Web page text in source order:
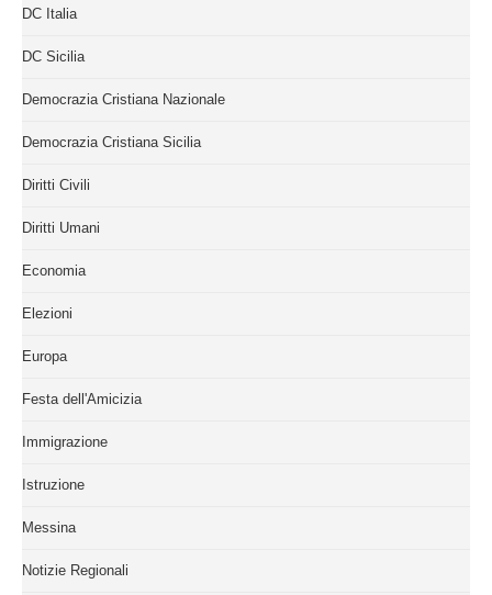
DC Italia
DC Sicilia
Democrazia Cristiana Nazionale
Democrazia Cristiana Sicilia
Diritti Civili
Diritti Umani
Economia
Elezioni
Europa
Festa dell'Amicizia
Immigrazione
Istruzione
Messina
Notizie Regionali